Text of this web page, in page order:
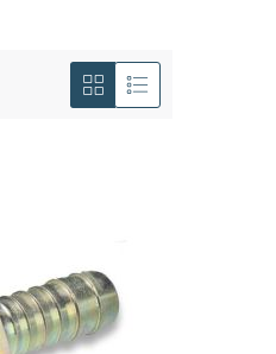
Afficher
en
GrilleListe